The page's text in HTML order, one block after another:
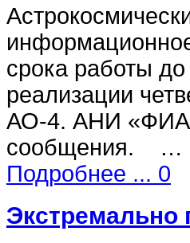
срока работы
реализации
АО-4. АНИ
сообщения. …
Подробнее ... 0
Экстремально